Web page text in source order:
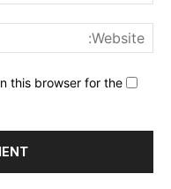
this browser for the